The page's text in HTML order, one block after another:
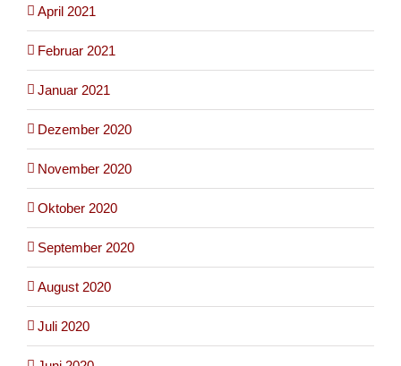
April 2021
Februar 2021
Januar 2021
Dezember 2020
November 2020
Oktober 2020
September 2020
August 2020
Juli 2020